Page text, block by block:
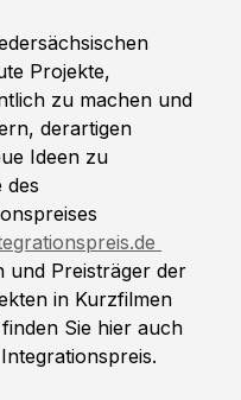
Projekte,
zu machen und
derartigen
Ideen zu
des
und Preisträger der
in Kurzfilmen
Sie hier auch